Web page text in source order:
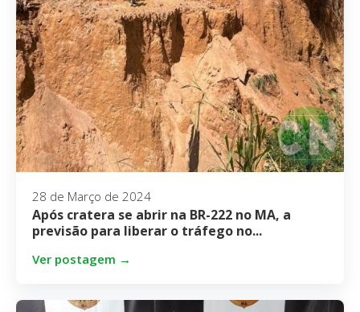
28 de Março de 2024
Após cratera se abrir na BR-222 no MA, a
previsão para liberar o tráfego no...
Ver postagem →